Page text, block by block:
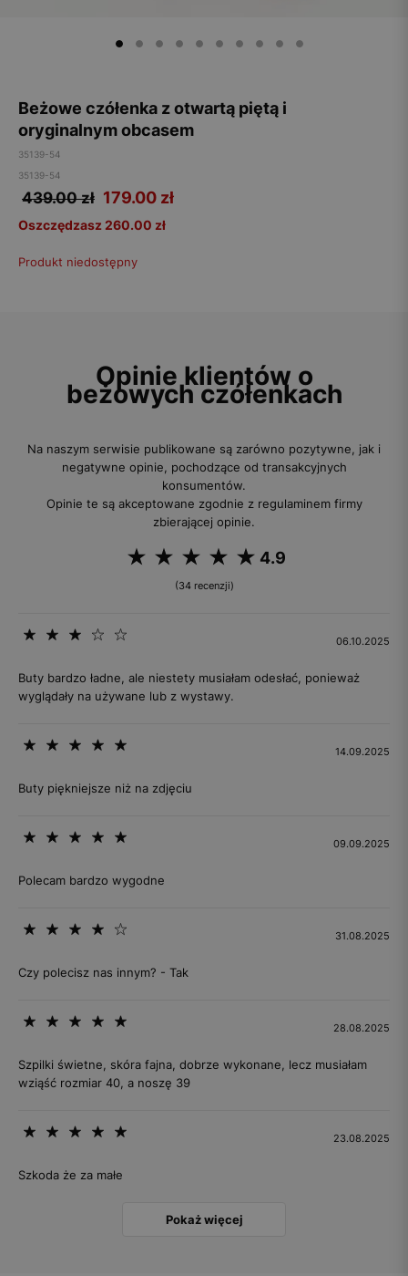
Beżowe czółenka z otwartą piętą i
oryginalnym obcasem
35139-54
35139-54
439.00 zł 179.00 zł
Oszczędzasz 260.00 zł
Produkt niedostępny
Opinie klientów o
beżowych czółenkach
Na naszym serwisie publikowane są zarówno pozytywne, jak i
negatywne opinie, pochodzące od transakcyjnych
konsumentów.
Opinie te są akceptowane zgodnie z regulaminem firmy
zbierającej opinie.
4.9
(34 recenzji)
06.10.2025
Buty bardzo ładne, ale niestety musiałam odesłać, ponieważ
wyglądały na używane lub z wystawy.
14.09.2025
Buty piękniejsze niż na zdjęciu
09.09.2025
Polecam bardzo wygodne
31.08.2025
Czy polecisz nas innym? - Tak
28.08.2025
Szpilki świetne, skóra fajna, dobrze wykonane, lecz musiałam
wziąść rozmiar 40, a noszę 39
23.08.2025
Szkoda że za małe
Pokaż więcej